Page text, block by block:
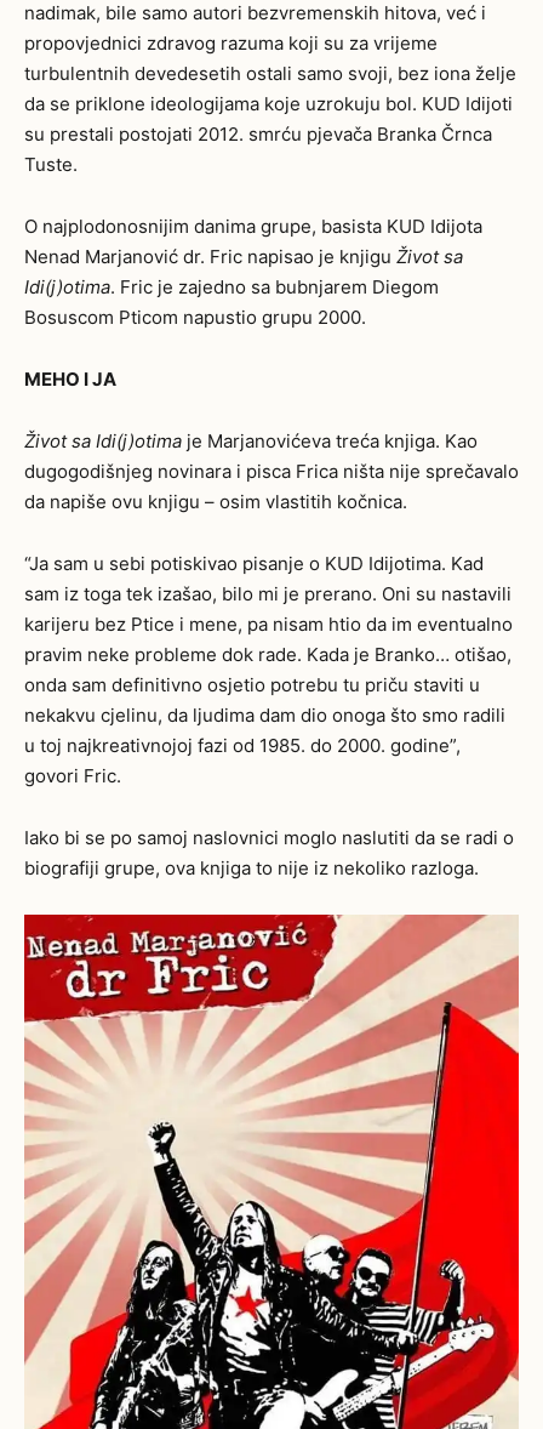
nadimak, bile samo autori bezvremenskih hitova, već i
propovjednici zdravog razuma koji su za vrijeme
turbulentnih devedesetih ostali samo svoji, bez iona želje
da se priklone ideologijama koje uzrokuju bol. KUD Idijoti
su prestali postojati 2012. smrću pjevača Branka Črnca
Tuste.
O najplodonosnijim danima grupe, basista KUD Idijota
Nenad Marjanović dr. Fric napisao je knjigu Život sa
Idi(j)otima. Fric je zajedno sa bubnjarem Diegom
Bosuscom Pticom napustio grupu 2000.
MEHO I JA
Život sa Idi(j)otima je Marjanovićeva treća knjiga. Kao
dugogodišnjeg novinara i pisca Frica ništa nije sprečavalo
da napiše ovu knjigu – osim vlastitih kočnica.
“Ja sam u sebi potiskivao pisanje o KUD Idijotima. Kad
sam iz toga tek izašao, bilo mi je prerano. Oni su nastavili
karijeru bez Ptice i mene, pa nisam htio da im eventualno
pravim neke probleme dok rade. Kada je Branko… otišao,
onda sam definitivno osjetio potrebu tu priču staviti u
nekakvu cjelinu, da ljudima dam dio onoga što smo radili
u toj najkreativnojoj fazi od 1985. do 2000. godine”,
govori Fric.
Iako bi se po samoj naslovnici moglo naslutiti da se radi o
biografiji grupe, ova knjiga to nije iz nekoliko razloga.